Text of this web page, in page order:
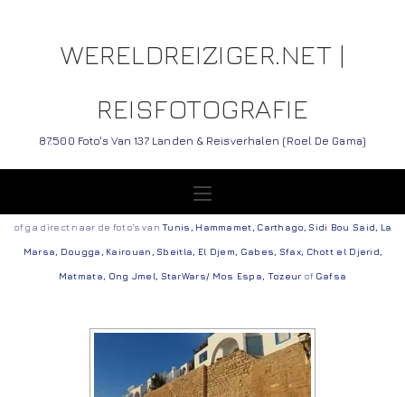
WERELDREIZIGER.NET |
REISFOTOGRAFIE
87.500 Foto's Van 137 Landen & Reisverhalen (Roel De Gama)
of ga direct naar de foto’s vanTunis Hammamet Carthago ,Sidi Bou Said La
Marsa Dougga Kairouan ,Sbeitla El Djem Gabes Sfax, Chott el Djerid
Matmata Ong Jmel StarWars/ Mos Espa Tozeur of Gafsa